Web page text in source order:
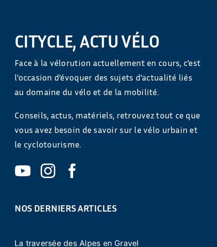
CITYCLE, ACTU VÉLO
Face à la vélorution actuellement en cours, c’est
l’occasion d’évoquer des sujets d’actualité liés
au domaine du vélo et de la mobilité.
Conseils, actus, matériels, retrouvez tout ce que
vous avez besoin de savoir sur le vélo urbain et
le cyclotourisme.
NOS DERNIERS ARTICLES
La traversée des Alpes en Gravel